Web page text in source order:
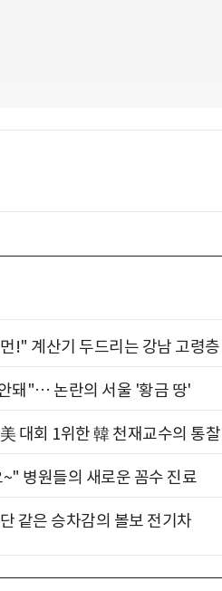
!" 계산기 두드리는 강남 고령층
돼"… 논란의 서울 '황금 땅'
대회 1위한 韓 천재교수의 통찰
병원들의 새로운 꼼수 진료
같은 승차감의 볼보 전기차